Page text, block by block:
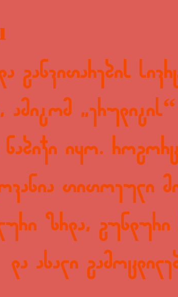
განვითარების
ამიტომ
იყო.
თითოეული
ზრდა, გუნდური
და ახალი